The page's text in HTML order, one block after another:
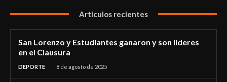
Articulos recientes
San Lorenzo y Estudiantes ganaron y son líderes
en el Clausura
DEPORTE 8 de agosto de 2025